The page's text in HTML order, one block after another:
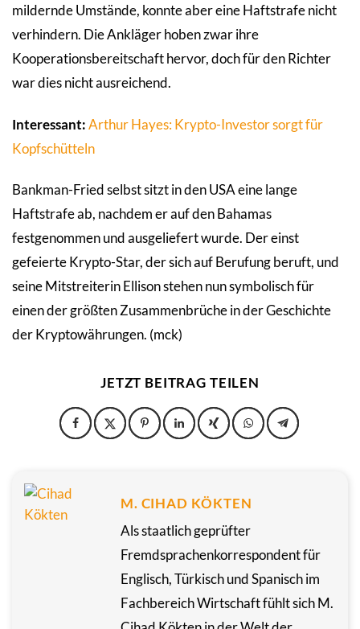
mildernde Umstände, konnte aber eine Haftstrafe nicht
verhindern. Die Ankläger hoben zwar ihre
Kooperationsbereitschaft hervor, doch für den Richter
war dies nicht ausreichend.
Interessant:Arthur Hayes: Krypto-Investor sorgt für
Kopfschütteln
Bankman-Fried selbst sitzt in den USA eine lange
Haftstrafe ab, nachdem er auf den Bahamas
festgenommen und ausgeliefert wurde. Der einst
gefeierte Krypto-Star, der sich auf Berufung beruft, und
seine Mitstreiterin Ellison stehen nun symbolisch für
einen der größten Zusammenbrüche in der Geschichte
der Kryptowährungen. (mck)
JETZT BEITRAG TEILEN
M. CIHAD KÖKTEN
Als staatlich geprüfter
Fremdsprachenkorrespondent für
Englisch, Türkisch und Spanisch im
Fachbereich Wirtschaft fühlt sich M.